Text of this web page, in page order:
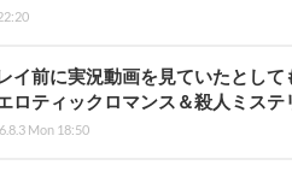
イ前に実況動画を見ていたとし
ロティックロマンス＆殺人ミス
Mon 18:50